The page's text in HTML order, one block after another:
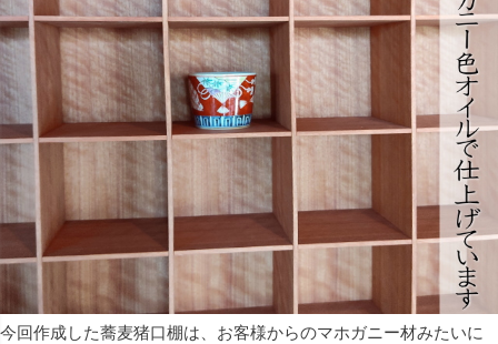
今回作成した蕎麦猪口棚は、お客様からのマホガニー材みたいに